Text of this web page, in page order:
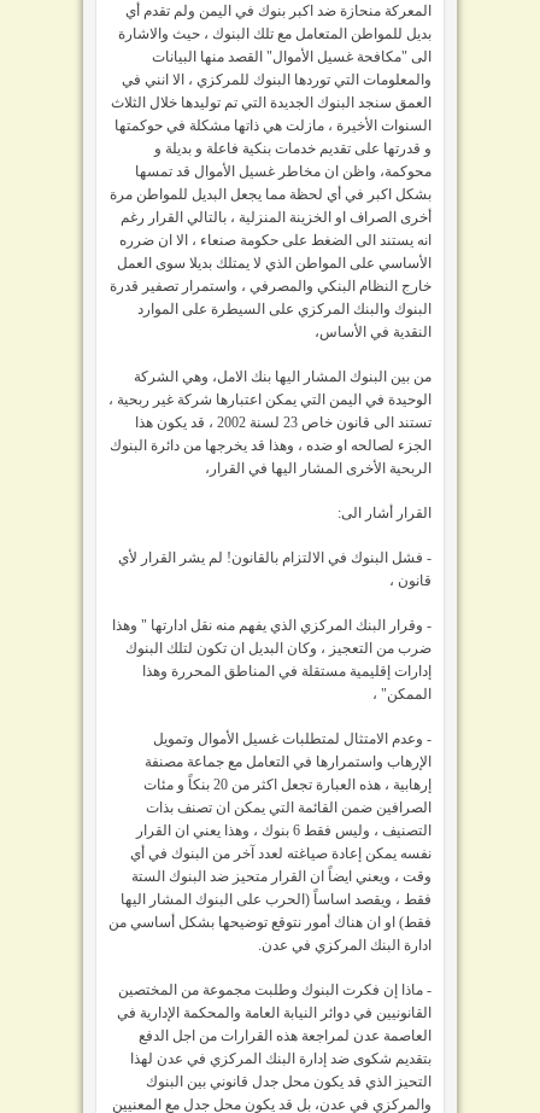
المعركة منحازة ضد اكبر بنوك في اليمن ولم تقدم أي
بديل للمواطن المتعامل مع تلك البنوك ، حيث والاشارة
الى "مكافحة غسيل الأموال" القصد منها البيانات
والمعلومات التي توردها البنوك للمركزي ، الا انني في
العمق سنجد البنوك الجديدة التي تم توليدها خلال الثلاث
السنوات الأخيرة ، مازلت هي ذاتها مشكلة في حوكمتها
و قدرتها على تقديم خدمات بنكية فاعلة و بديلة و
محوكمة، واظن ان مخاطر غسيل الأموال قد تمسها
بشكل اكبر في أي لحظة مما يجعل البديل للمواطن مرة
أخرى الصراف او الخزينة المنزلية ، بالتالي القرار رغم
انه يستند الى الضغط على حكومة صنعاء ، الا ان ضرره
الأساسي على المواطن الذي لا يمتلك بديلا سوى العمل
خارج النظام البنكي والمصرفي ، واستمرار تصفير قدرة
البنوك والبنك المركزي على السيطرة على الموارد
النقدية في الأساس،
من بين البنوك المشار اليها بنك الامل، وهي الشركة
الوحيدة في اليمن التي يمكن اعتبارها شركة غير ربحية ،
تستند الى قانون خاص 23 لسنة 2002 ، قد يكون هذا
الجزء لصالحه او ضده ، وهذا قد يخرجها من دائرة البنوك
الربحية الأخرى المشار اليها في القرار،
القرار أشار الى:
- فشل البنوك في الالتزام بالقانون! لم يشر القرار لأي
قانون ،
- وقرار البنك المركزي الذي يفهم منه نقل ادارتها " وهذا
ضرب من التعجيز ، وكان البديل ان تكون لتلك البنوك
إدارات إقليمية مستقلة في المناطق المحررة وهذا
الممكن" ،
- وعدم الامتثال لمتطلبات غسيل الأموال وتمويل
الإرهاب واستمرارها في التعامل مع جماعة مصنفة
إرهابية ، هذه العبارة تجعل اكثر من 20 بنكاً و مئات
الصرافين ضمن القائمة التي يمكن ان تصنف بذات
التصنيف ، وليس فقط 6 بنوك ، وهذا يعني ان القرار
نفسه يمكن إعادة صياغته لعدد آخر من البنوك في أي
وقت ، ويعني ايضاً ان القرار متحيز ضد البنوك الستة
فقط ، ويقصد اساساً (الحرب على البنوك المشار اليها
فقط) او ان هناك أمور نتوقع توضيحها بشكل أساسي من
ادارة البنك المركزي في عدن.
- ماذا إن فكرت البنوك وطلبت مجموعة من المختصين
القانونيين في دوائر النيابة العامة والمحكمة الإدارية في
العاصمة عدن لمراجعة هذه القرارات من اجل الدفع
بتقديم شكوى ضد إدارة البنك المركزي في عدن لهذا
التحيز الذي قد يكون محل جدل قانوني بين البنوك
والمركزي في عدن، بل قد يكون محل جدل مع المعنيين